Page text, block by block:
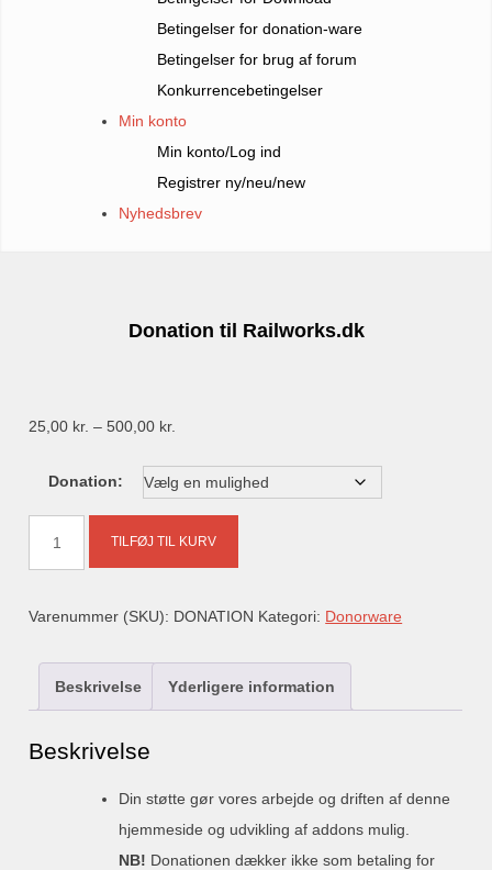
Betingelser for donation-ware
Betingelser for brug af forum
Konkurrencebetingelser
Min konto
Min konto/Log ind
Registrer ny/neu/new
Nyhedsbrev
Donation til Railworks.dk
25,00 kr. – 500,00 kr.
til
500,00 kr.
Donation:
antal
TILFØJ TIL KURV
Varenummer (SKU): DONATION Kategori: Donorware
Beskrivelse Yderligere information
Beskrivelse
Din støtte gør vores arbejde og driften af denne
hjemmeside og udvikling af addons mulig.
NB! Donationen dækker ikke som betaling for